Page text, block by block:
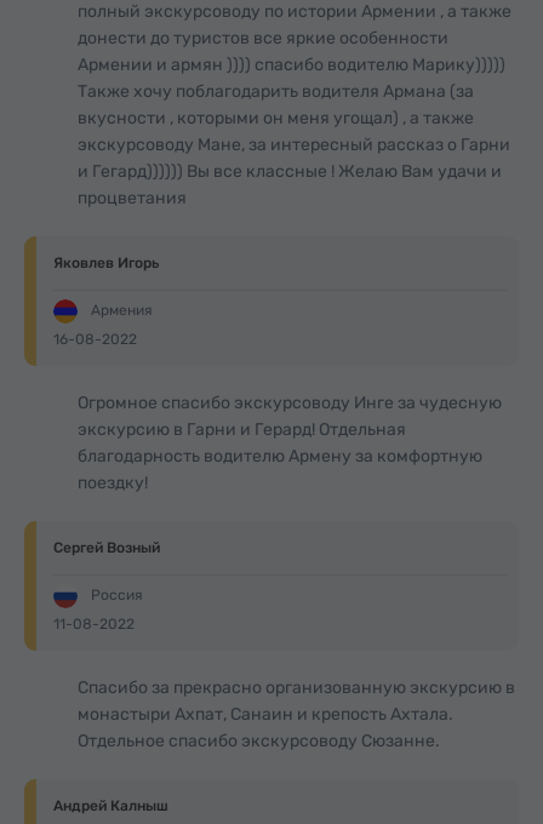
полный экскурсоводу по истории Армении , а также
донести до туристов все яркие особенности
Армении и армян )))) спасибо водителю Марику)))))
Также хочу поблагодарить водителя Армана (за
вкусности , которыми он меня угощал) , а также
экскурсоводу Мане, за интересный рассказ о Гарни
и Гегард)))))) Вы все классные ! Желаю Вам удачи и
процветания
Яковлев Игорь
Армения
16-08-2022
Огромное спасибо экскурсоводу Инге за чудесную
экскурсию в Гарни и Герард! Отдельная
благодарность водителю Армену за комфортную
поездку!
Сергей Возный
Россия
11-08-2022
Спасибо за прекрасно организованную экскурсию в
монастыри Ахпат, Санаин и крепость Ахтала.
Отдельное спасибо экскурсоводу Сюзанне.
Андрей Калныш